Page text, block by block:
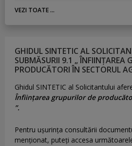
VEZI TOATE ...
GHIDUL SINTETIC AL
SUBMĂSURII 9.1 „ ÎNFIINȚAREA
PRODUCĂTORI ÎN SECTORUL
Ghidul SINTETIC al Solicitantului
Înființarea grupurilor de
”.
Pentru uşurinţa consultării
menţionat, puteţi accesa